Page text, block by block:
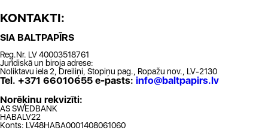
KONTAKTI:
SIA BALTPAPĪRS
Reģ.Nr. LV 40003518761
Juridiskā un biroja adrese:
Noliktavu iela 2, Dreiliņi, Stopiņu pag., Ropažu nov., LV-2130
Tel. +371 66010655 e-pasts: info@baltpapirs.lv
Norēķinu rekvizīti:
AS SWEDBANK
HABALV22
Konts: LV48HABA0001408061060